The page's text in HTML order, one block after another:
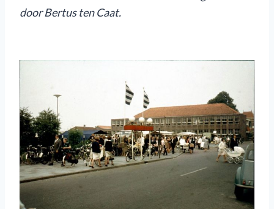
door Bertus ten Caat.